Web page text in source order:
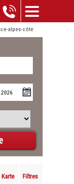
alpes-côte
Karte Filtres